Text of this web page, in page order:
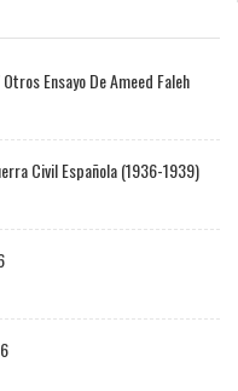
Ensayo De Ameed Faleh
Civil Española (1936-1939)